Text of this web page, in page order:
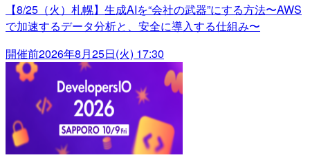
【8/25（火）札幌】生成AIを“会社の武器”にする方法〜AWS
で加速するデータ分析と、安全に導入する仕組み〜
開催前2026年8月25日(火) 17:30